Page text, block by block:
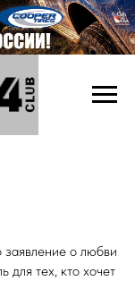
заявление о любви
тех, кто хочет